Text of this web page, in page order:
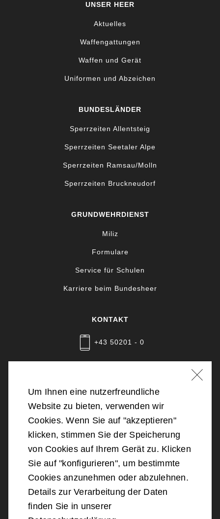
UNSER HEER
Aktuelles
Waffengattungen
Waffen und Gerät
Uniformen und Abzeichen
BUNDESLÄNDER
Sperrzeiten Allentsteig
Sperrzeiten Seetaler Alpe
Sperrzeiten Ramsau/Molln
Sperrzeiten Bruckneudorf
GRUNDWEHRDIENST
Miliz
Formulare
Service für Schulen
Karriere beim Bundesheer
KONTAKT
+43 50201 - 0
2026Bundesministerium für Landesverteidigung
Barrierefreiheit
Datenschutz
Um Ihnen eine nutzerfreundliche
Website zu bieten, verwenden wir
Cookies. Wenn Sie auf "akzeptieren"
klicken, stimmen Sie der Speicherung
von Cookies auf Ihrem Gerät zu. Klicken
Sie auf "konfigurieren", um bestimmte
Cookies anzunehmen oder abzulehnen.
Details zur Verarbeitung der Daten
finden Sie in unserer